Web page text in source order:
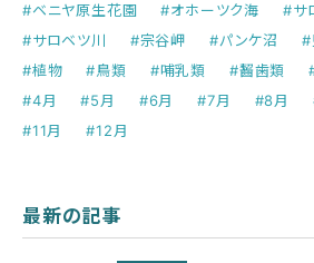
#ベニヤ原生花園
#オホーツク海
#サ
#サロベツ川
#宗谷岬 #パンケ沼 #
#植物
#鳥類 #哺乳類 #齧歯類
#4月
#5月 #6月 #7月 #8月
#11月
#12月
最新の記事